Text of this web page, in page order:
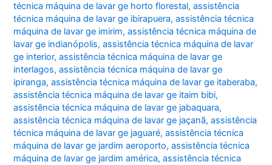
técnica máquina de lavar ge horto florestal,assistência
técnica máquina de lavar ge ibirapuera,assistência técnica
máquina de lavar ge imirim,assistência técnica máquina de
lavar ge indianópolis,assistência técnica máquina de lavar
ge interior,assistência técnica máquina de lavar ge
interlagos,assistência técnica máquina de lavar ge
ipiranga,assistência técnica máquina de lavar ge itaberaba,
assistência técnica máquina de lavar ge itaim bibi,
assistência técnica máquina de lavar ge jabaquara,
assistência técnica máquina de lavar ge jaçanã,assistência
técnica máquina de lavar ge jaguaré,assistência técnica
máquina de lavar ge jardim aeroporto,assistência técnica
máquina de lavar ge jardim américa,assistência técnica